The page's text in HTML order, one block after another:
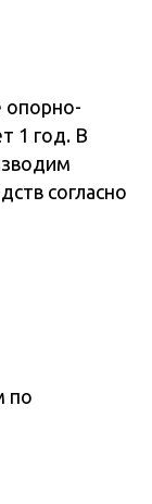
опорно-
1 год. В
согласно
по